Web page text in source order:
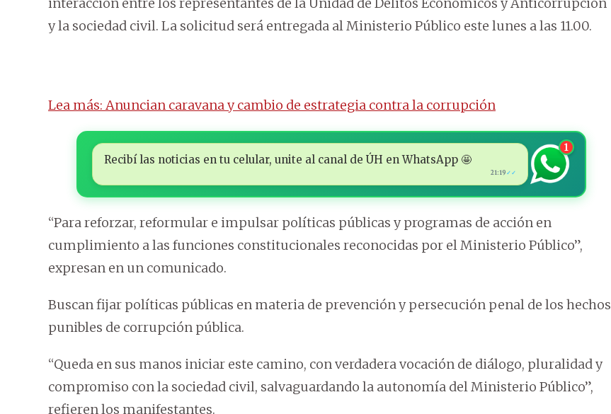
interacción entre los representantes de la Unidad de Delitos Económicos y Anticorrupción
y la sociedad civil. La solicitud será entregada al Ministerio Público este lunes a las 11.00.
Lea más: Anuncian caravana y cambio de estrategia contra la corrupción
Recibí las noticias en tu celular, unite al canal de ÚH en WhatsApp 🤩
21:19 ✓✓
1
“Para reforzar, reformular e impulsar políticas públicas y programas de acción en
cumplimiento a las funciones constitucionales reconocidas por el Ministerio Público”,
expresan en un comunicado.
Buscan fijar políticas públicas en materia de prevención y persecución penal de los hechos
punibles de corrupción pública.
“Queda en sus manos iniciar este camino, con verdadera vocación de diálogo, pluralidad y
compromiso con la sociedad civil, salvaguardando la autonomía del Ministerio Público”,
refieren los manifestantes.